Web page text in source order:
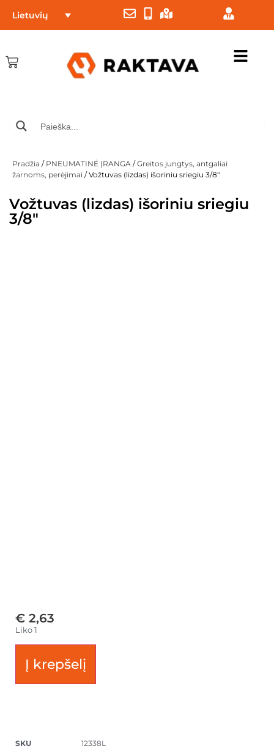
Lietuvių
Pradžia / PNEUMATINĖ ĮRANGA /Greitos jungtys, antgaliai
žarnoms, perėjimai / Vožtuvas (lizdas) išoriniu sriegiu 3/8″
Vožtuvas (lizdas) išoriniu sriegiu
3/8″
€ 2,63
Liko 1
Į krepšelį
SKU
12338L